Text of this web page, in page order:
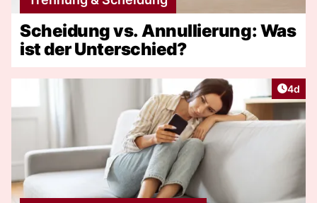
Scheidung vs. Annullierung: Was
ist der Unterschied?
4d